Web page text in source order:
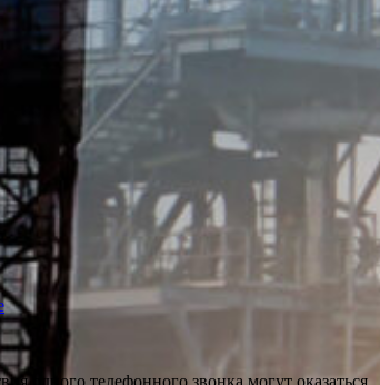
одного телефонного звонка могут оказаться